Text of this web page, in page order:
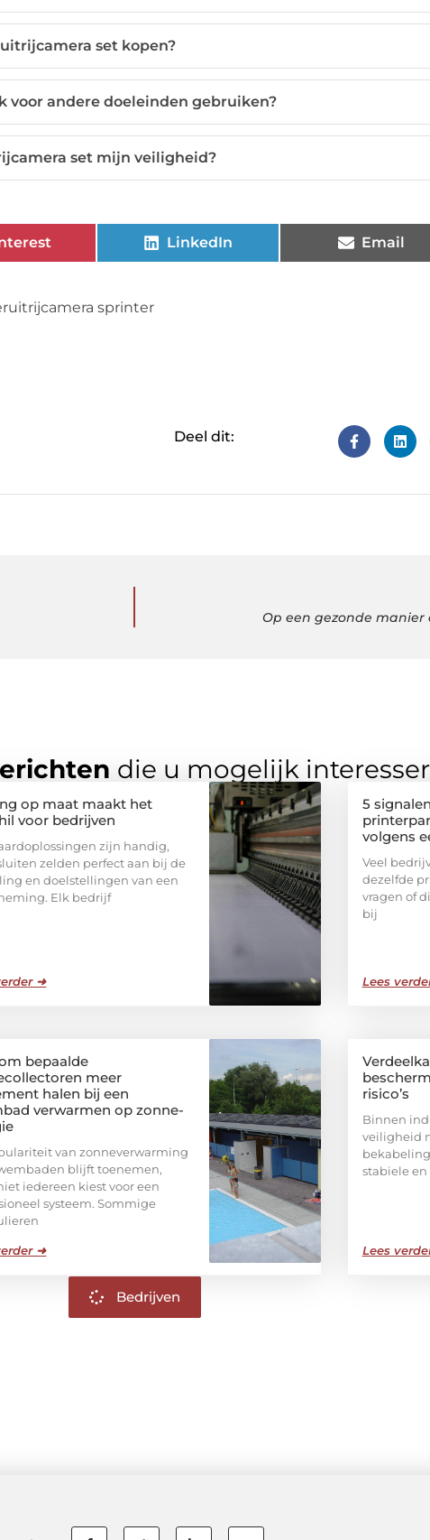
set kopen?
voor andere doeleinden gebruiken?
set mijn veiligheid?
LinkedIn Email
sprinter
Deel dit:
Op een gezonde manier
die u mogelijk
op maat maakt het
voor bedrijven
zijn handig,
zelden perfect aan bij de
en doelstellingen van een
Elk bedrijf
➜
5
volgens
Veel
dezelfde
vragen of
bij
Lees
bepaalde
meer
halen bij een
verwarmen op zonne-
van zonneverwarming
blijft toenemen,
iedereen kiest voor een
systeem. Sommige
➜
risico’s
Binnen
veiligheid
stabiele
Lees
Bedrijven